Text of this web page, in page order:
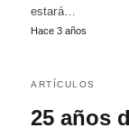
estará…
Hace 3 años
ARTÍCULOS
25 años